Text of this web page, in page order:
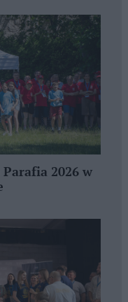
2026 w